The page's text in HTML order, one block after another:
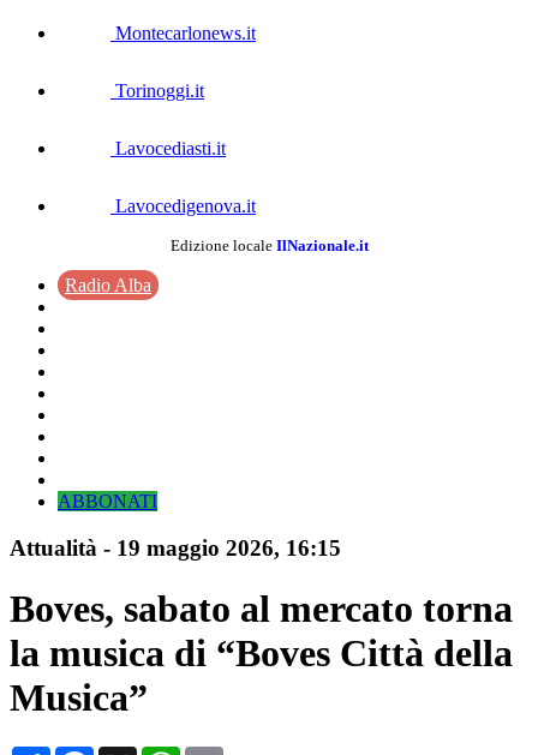
Montecarlonews.it
Torinoggi.it
Lavocediasti.it
Lavocedigenova.it
Edizione locale IlNazionale.it
Radio Alba
ABBONATI
Attualità - 19 maggio 2026, 16:15
Boves, sabato al mercato torna
la musica di “Boves Città della
Musica”